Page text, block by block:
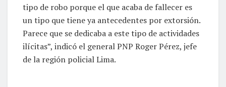
tipo de robo porque el que acaba de fallecer es
un tipo que tiene ya antecedentes por extorsión.
Parece que se dedicaba a este tipo de actividades
ilícitas”, indicó el general PNP Roger Pérez, jefe
de la región policial Lima.